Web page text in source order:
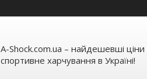
A-Shock.com.ua – найдешевші ціни
спортивне харчування в Україні!